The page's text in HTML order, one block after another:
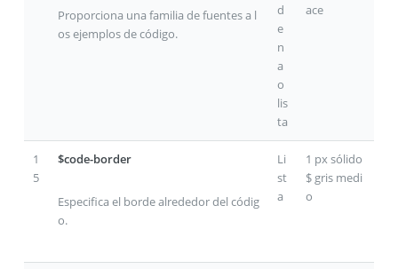
Proporciona una familia de fuentes a l
os ejemplos de código.
d
e
n
a
o
lis
ta
ace
1
5
$code-border
Especifica el borde alrededor del códig
o.
Li
st
a
1 px sólido
$ gris medi
o